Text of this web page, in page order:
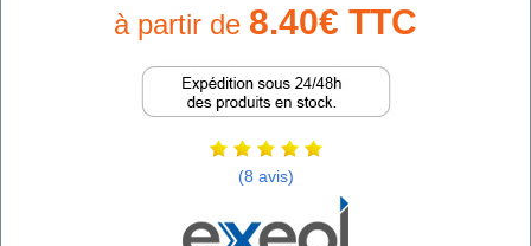
à partir de 8.40€ TTC
(8 avis)